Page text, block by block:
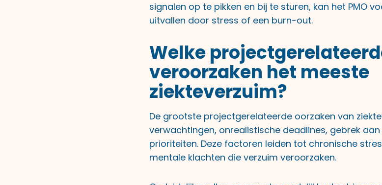
signalen op te pikken en bij te sturen, kan het PMO
uitvallen door stress of een burn-out.
Welke
veroorzaken het meeste
ziekteverzuim?
De grootste projectgerelateerde oorzaken van
verwachtingen, onrealistische deadlines, gebrek
prioriteiten. Deze factoren leiden tot chronische
mentale klachten die verzuim veroorzaken.